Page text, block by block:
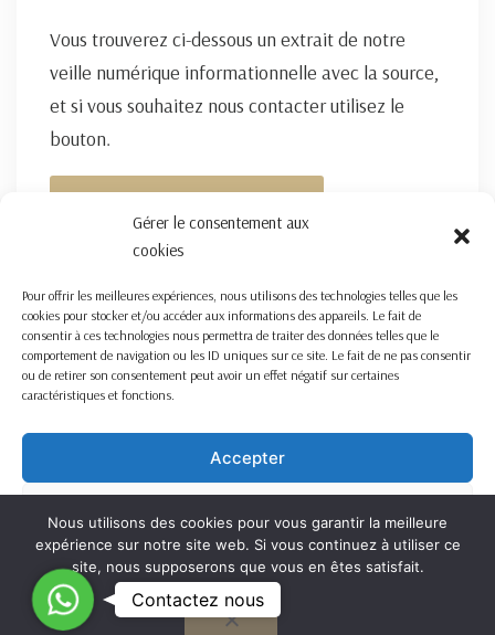
Gérer le consentement aux
cookies
Pour offrir les meilleures expériences, nous utilisons des technologies telles que les
cookies pour stocker et/ou accéder aux informations des appareils. Le fait de
consentir à ces technologies nous permettra de traiter des données telles que le
comportement de navigation ou les ID uniques sur ce site. Le fait de ne pas consentir
ou de retirer son consentement peut avoir un effet négatif sur certaines
caractéristiques et fonctions.
Accepter
Voir les préférences
Cookie Policy
Vous trouverez ci-dessous un extrait de notre
veille numérique informationnelle avec la source,
et si vous souhaitez nous contacter utilisez le
bouton.
Nous utilisons des cookies pour vous garantir la meilleure
expérience sur notre site web. Si vous continuez à utiliser ce
site, nous supposerons que vous en êtes satisfait.
OK
C
o
Contactez nous